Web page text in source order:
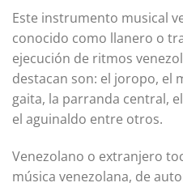
Este instrumento musical
conocido como llanero o
ejecución de ritmos
destacan son: el joropo, el
gaita, la parranda central,
el aguinaldo entre otros.
Venezolano o extranjero
música venezolana, de